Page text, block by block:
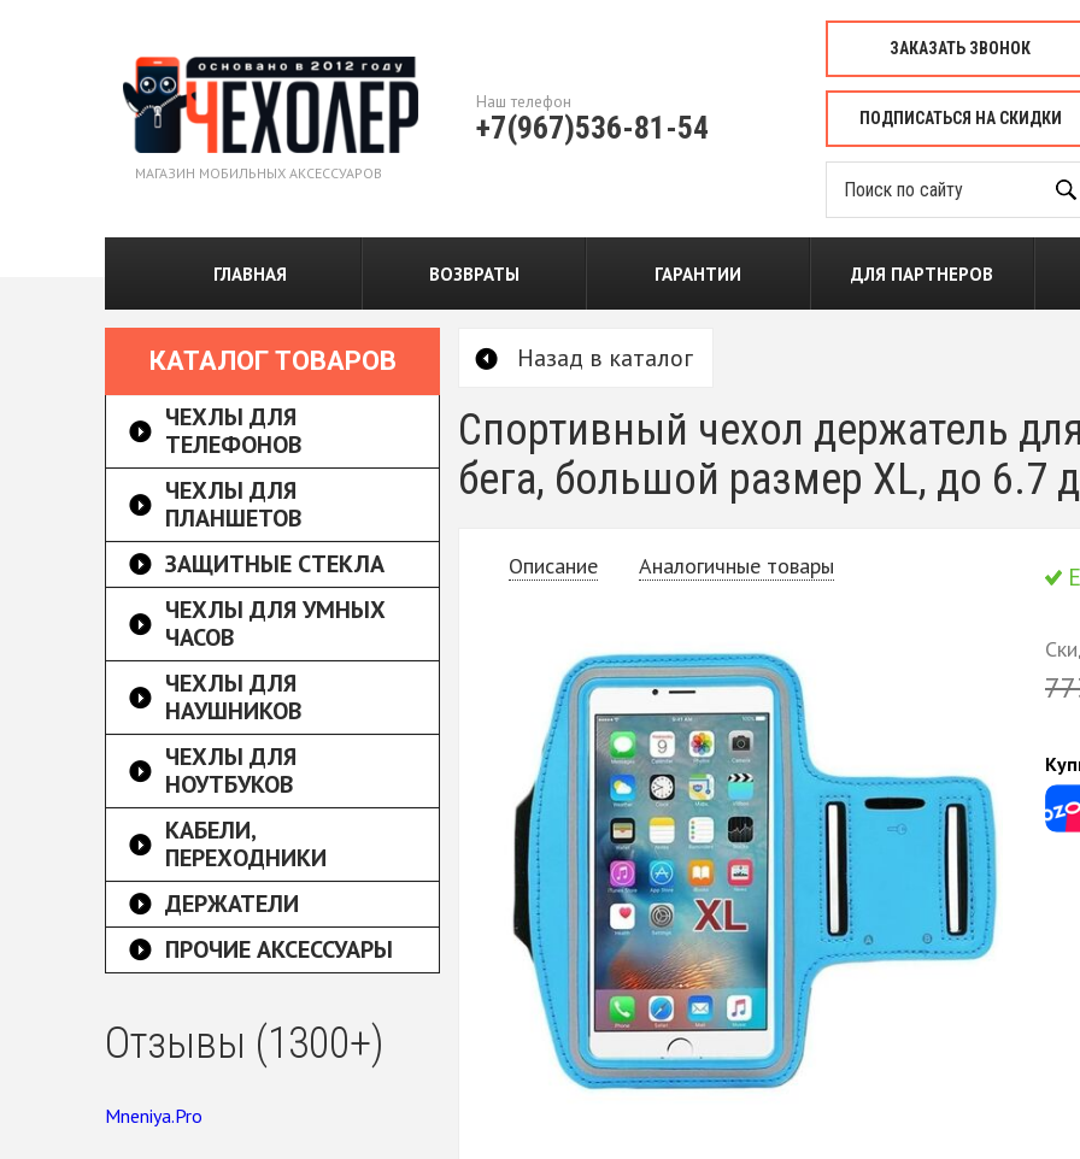
МАГАЗИН МОБИЛЬНЫХ АКСЕССУАРОВ
Наш телефон
+7(967)536-81-54
ЗАКАЗАТЬ ЗВОНОК
ПОДПИСАТЬСЯ НА СКИДКИ
ГЛАВНАЯ ВОЗВРАТЫ ГАРАНТИИ ДЛЯ ПАРТНЕРОВ
КАТАЛОГ ТОВАРОВ
ЧЕХЛЫ ДЛЯ
ТЕЛЕФОНОВ
ЧЕХЛЫ ДЛЯ
ПЛАНШЕТОВ
ЗАЩИТНЫЕ СТЕКЛА
ЧЕХЛЫ ДЛЯ УМНЫХ
ЧАСОВ
ЧЕХЛЫ ДЛЯ
НАУШНИКОВ
ЧЕХЛЫ ДЛЯ
НОУТБУКОВ
КАБЕЛИ,
ПЕРЕХОДНИКИ
ДЕРЖАТЕЛИ
ПРОЧИЕ АКСЕССУАРЫ
Отзывы (1300+)
Mneniya.Pro
Назад в каталог
Спортивный чехол держатель
бега, большой размер XL, до 6.7
Описание Аналогичные товары